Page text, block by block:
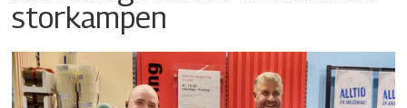
storkampen